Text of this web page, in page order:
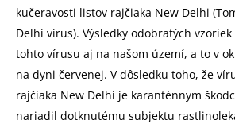
kučeravosti listov rajčiaka New Delhi
Delhi virus). Výsledky odobratých
tohto vírusu aj na našom území, a to v
na dyni červenej. V dôsledku toho, že
rajčiaka New Delhi je karanténnym
nariadil dotknutému subjektu